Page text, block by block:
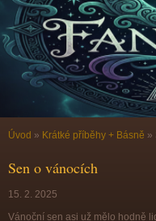
Úvod » Krátké příběhy + Básně »
Sen o vánocích
15. 2. 2025
Vánoční sen asi už mělo hodně